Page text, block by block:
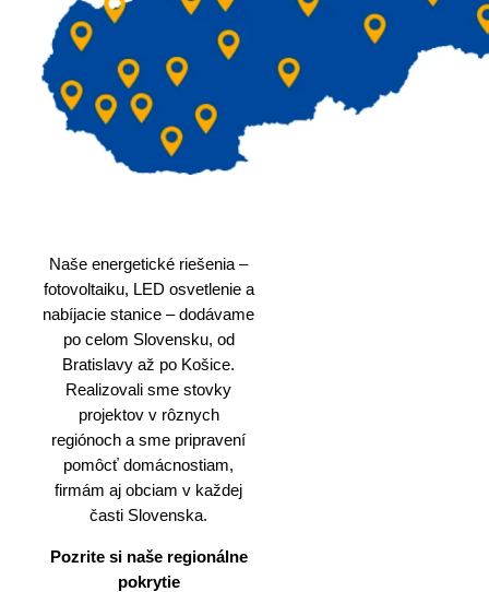
Naše energetické riešenia –
fotovoltaiku, LED osvetlenie a
nabíjacie stanice – dodávame
po celom Slovensku, od
Bratislavy až po Košice.
Realizovali sme stovky
projektov v rôznych
regiónoch a sme pripravení
pomôcť domácnostiam,
firmám aj obciam v každej
časti Slovenska.
Pozrite si naše regionálne
pokrytie